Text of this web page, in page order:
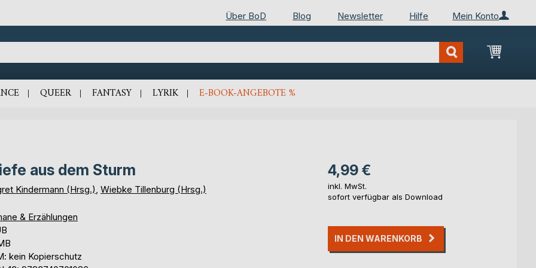
Mein Konto
Über BoD Blog Newsletter Hilfe
Mein
QUEER FANTASY LYRIK E-BOOK-ANGEBOTE %
aus dem Sturm
Kindermann (Hrsg.) Wiebke Tillenburg (Hrsg.)
& Erzählungen
kein Kopierschutz
4,99 €
inkl. MwSt.
sofort verfügbar als Download
IN DEN WARENKORB